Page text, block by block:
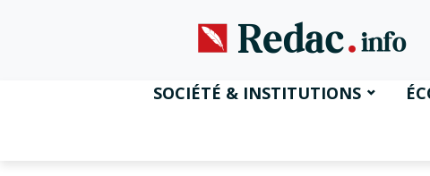
SOCIÉTÉ & INSTITUTIONS